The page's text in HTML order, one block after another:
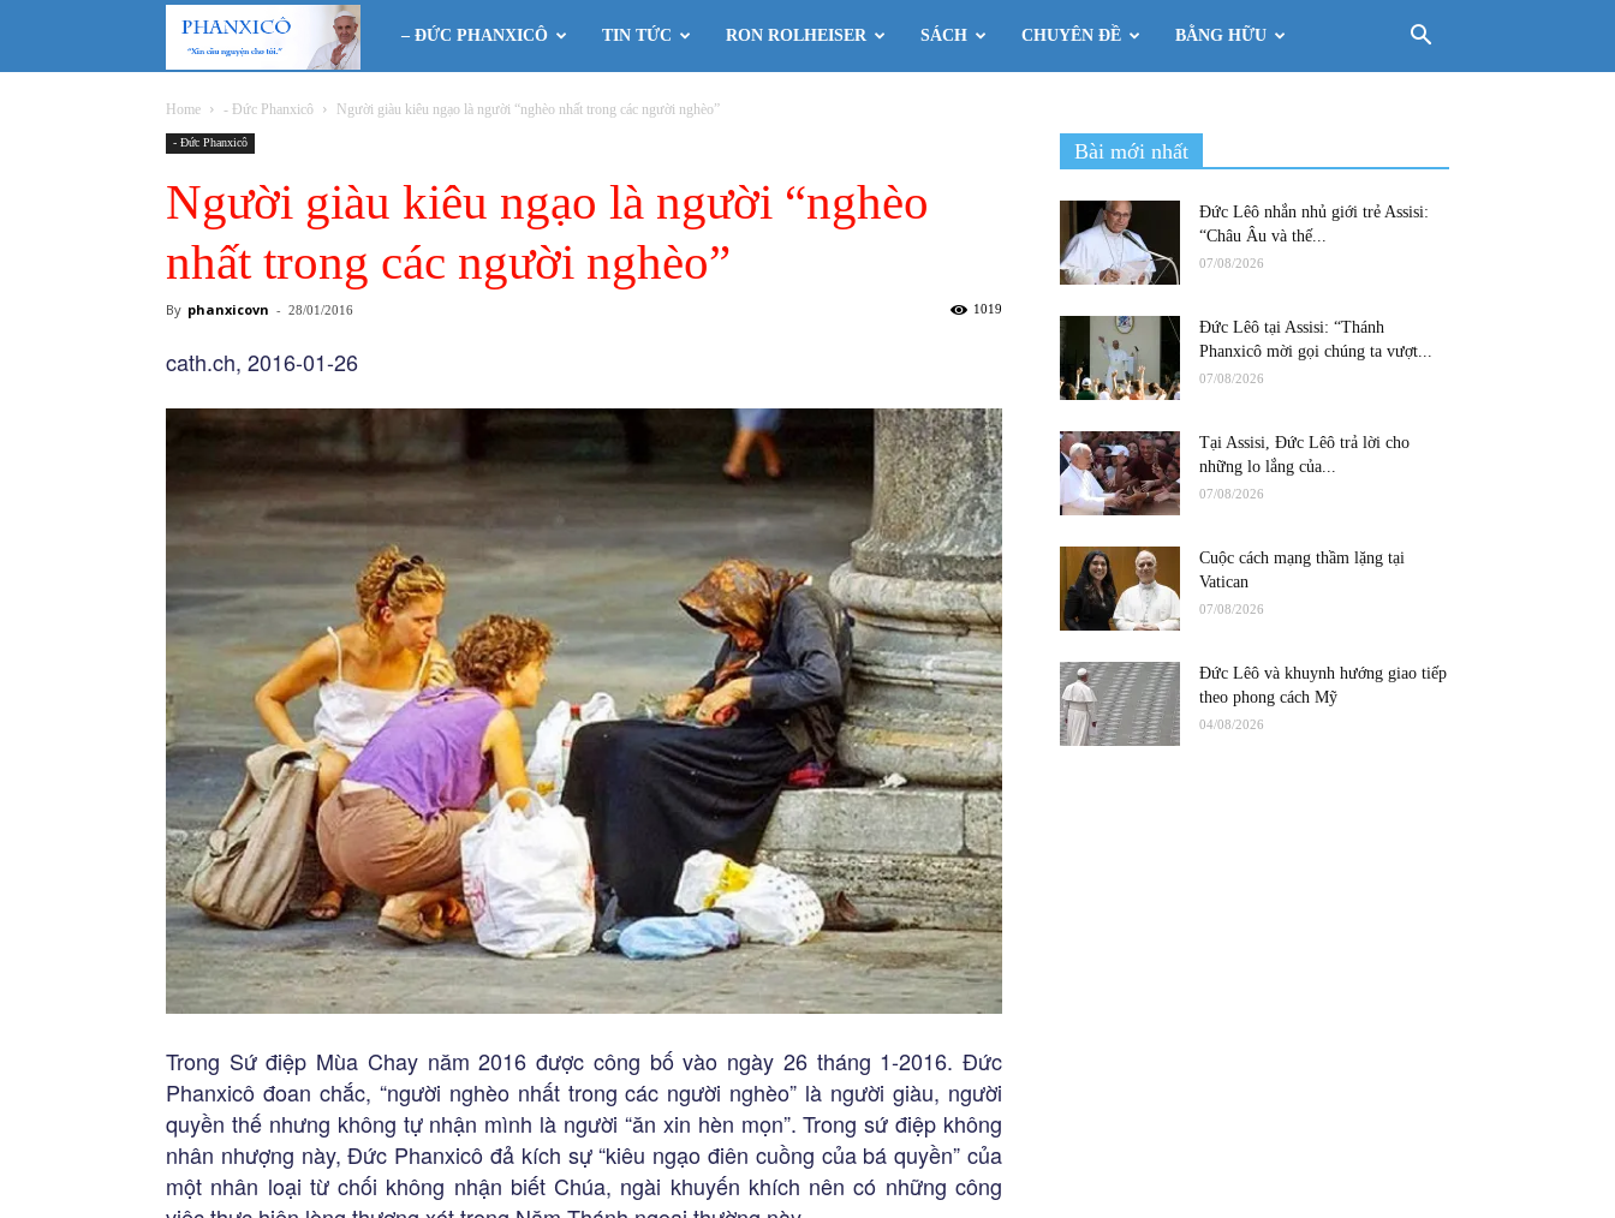
Phanxicô
– ĐỨC PHANXICÔ TIN TỨC RON ROLHEISER SÁCH CHUYÊN ĐỀ BẰNG HỮU
Home - Đức Phanxicô Người giàu kiêu ngạo là người “nghèo nhất trong các người nghèo”
- Đức Phanxicô
Người giàu kiêu ngạo là người “nghèo
nhất trong các người nghèo”
By phanxicovn - 28/01/2016 1019
cath.ch, 2016-01-26
Trong Sứ điệp Mùa Chay năm 2016 được công bố vào ngày 26 tháng 1-2016. Đức
Phanxicô đoan chắc, “người nghèo nhất trong các người nghèo” là người giàu, người
quyền thế nhưng không tự nhận mình là người “ăn xin hèn mọn”. Trong sứ điệp không
nhân nhượng này, Đức Phanxicô đả kích sự “kiêu ngạo điên cuồng của bá quyền” của
một nhân loại từ chối không nhận biết Chúa, ngài khuyến khích nên có những công
Bài mới nhất
Đức Lêô nhắn nhủ giới trẻ Assisi:
“Châu Âu và thế...
07/08/2026
Đức Lêô tại Assisi: “Thánh
Phanxicô mời gọi chúng ta vượt...
07/08/2026
Tại Assisi, Đức Lêô trả lời cho
những lo lắng của...
07/08/2026
Cuộc cách mạng thầm lặng tại
Vatican
07/08/2026
Đức Lêô và khuynh hướng giao tiếp
theo phong cách Mỹ
04/08/2026